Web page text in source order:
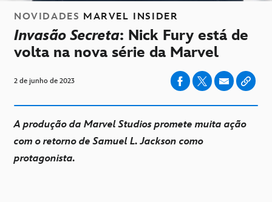
NOVIDADES MARVEL INSIDER
Invasão Secreta: Nick Fury está de
volta na nova série da Marvel
2 de junho de 2023
A produção da Marvel Studios promete muita ação
com o retorno de Samuel L. Jackson como
protagonista.